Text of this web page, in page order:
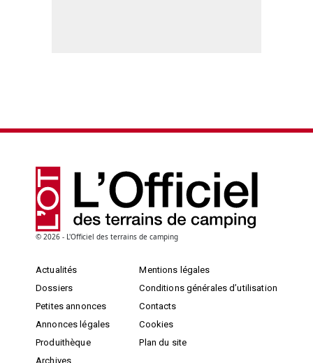
© 2026 - L'Officiel des terrains de camping
Actualités
Dossiers
Petites annonces
Annonces légales
Produithèque
Archives
Mentions légales
Conditions générales d’utilisation
Contacts
Cookies
Plan du site